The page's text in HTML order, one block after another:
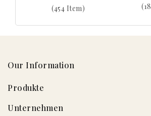
(454 Item)
Our Information
Produkte
Unternehmen